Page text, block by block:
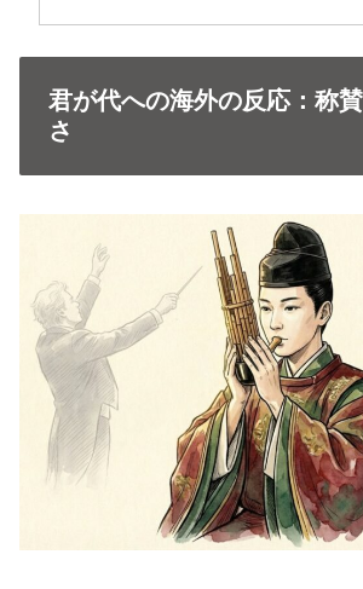
君が代への海外の反応：称
さ